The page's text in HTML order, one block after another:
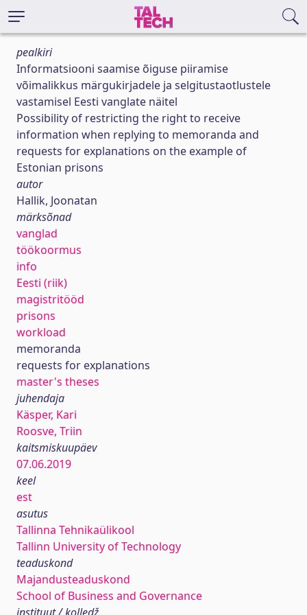
pealkiri
Informatsiooni saamise õiguse piiramise
võimalikkus märgukirjadele ja selgitustaotlustele
vastamisel Eesti vanglate näitel
Possibility of restricting the right to receive
information when replying to memoranda and
requests for explanations on the example of
Estonian prisons
autor
Hallik, Joonatan
märksõnad
vanglad
töökoormus
info
Eesti (riik)
magistritööd
prisons
workload
memoranda
requests for explanations
master's theses
juhendaja
Käsper, Kari
Roosve, Triin
kaitsmiskuupäev
07.06.2019
keel
est
asutus
Tallinna Tehnikaülikool
Tallinn University of Technology
teaduskond
Majandusteaduskond
School of Business and Governance